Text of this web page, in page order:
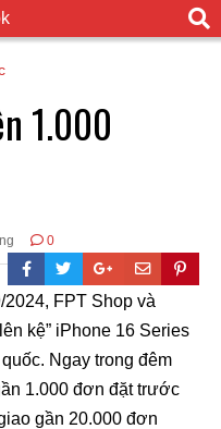
1.000
0
FPT Shop và
kệ” iPhone 16 Series
Ngay trong đêm
1.000 đơn đặt trước
gần 20.000 đơn